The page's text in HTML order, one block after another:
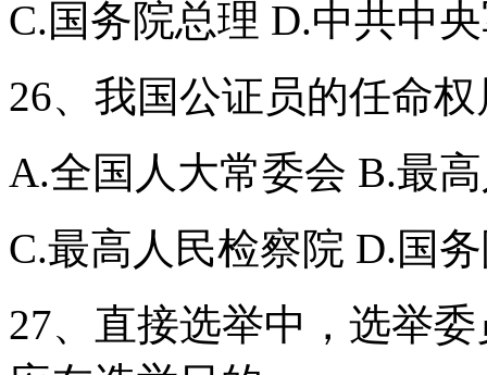
C.国务院总理 D.中共中
26、我国公证员的任命
A.全国人大常委会 B.最
C.最高人民检察院 D.国
27、直接选举中，选举